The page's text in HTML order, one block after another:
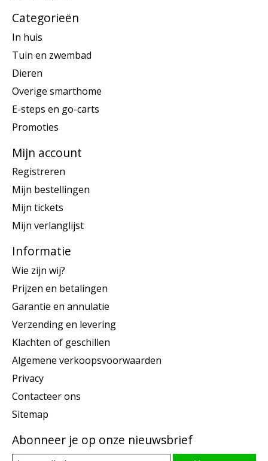
Categorieën
In huis
Tuin en zwembad
Dieren
Overige smarthome
E-steps en go-carts
Promoties
Mijn account
Registreren
Mijn bestellingen
Mijn tickets
Mijn verlanglijst
Informatie
Wie zijn wij?
Prijzen en betalingen
Garantie en annulatie
Verzending en levering
Klachten of geschillen
Algemene verkoopsvoorwaarden
Privacy
Contacteer ons
Sitemap
Abonneer je op onze nieuwsbrief